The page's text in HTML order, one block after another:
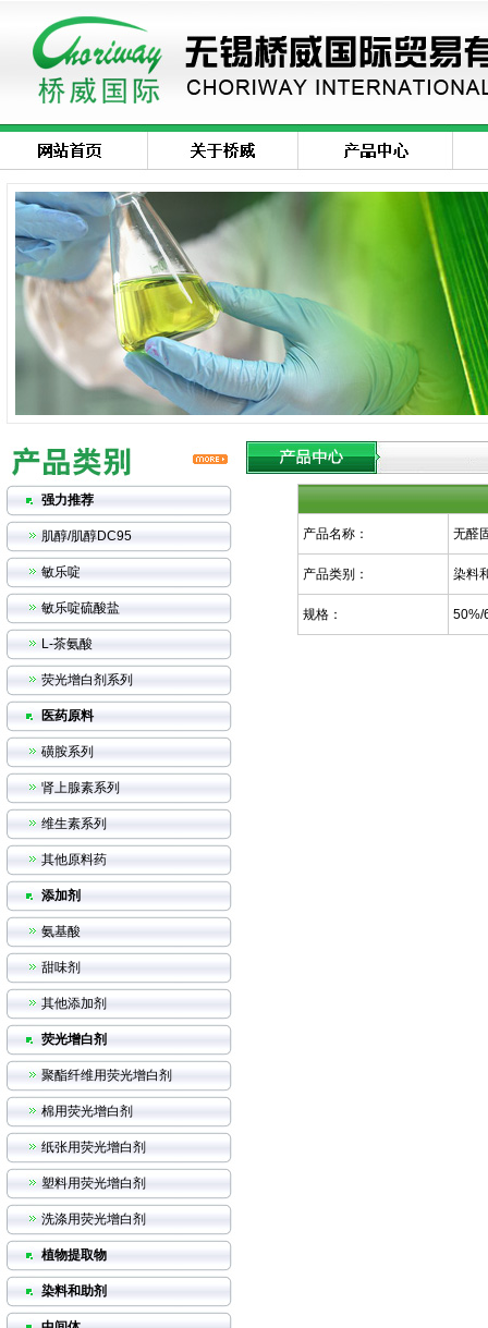
强力推荐
肌醇/肌醇DC95
敏乐啶
敏乐啶硫酸盐
L-茶氨酸
荧光增白剂系列
医药原料
磺胺系列
肾上腺素系列
维生素系列
其他原料药
添加剂
氨基酸
甜味剂
其他添加剂
荧光增白剂
聚酯纤维用荧光增白剂
棉用荧光增白剂
纸张用荧光增白剂
塑料用荧光增白剂
洗涤用荧光增白剂
植物提取物
染料和助剂
产品名称： 无醛
产品类别： 染料
规格： 50%/